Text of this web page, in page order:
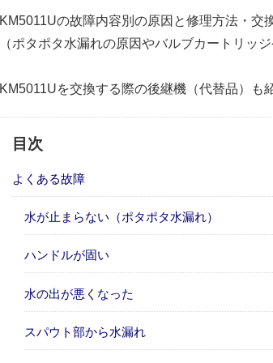
KM5011Uの故障内容別の原因と修理方法・交
（ポタポタ水漏れの原因やバルブカートリッ
KM5011Uを交換する際の後継機（代替品）も
目次
よくある故障
水が止まらない（ポタポタ水漏れ）
ハンドルが固い
水の出が悪くなった
スパウト部から水漏れ